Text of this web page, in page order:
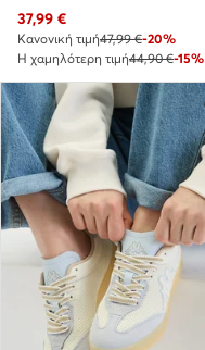
Τρέχουσα τιμή
37,99 €
Κανονική τιμή47,99 €-20%
Η χαμηλότερη τιμή44,90 €-15%